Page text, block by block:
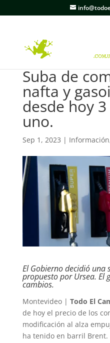
Suba de
nafta y
desde hoy
uno.
Sep 1, 2023 | Información
El Gobierno decidió una
propuesto por Ursea. El
cambios.
Montevideo | Todo El
de hoy el precio de los
modificación al alza
ha tenido en barril Brent.